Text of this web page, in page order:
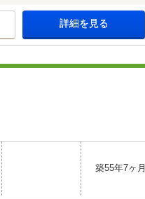
詳細を見る
築55年7ヶ月